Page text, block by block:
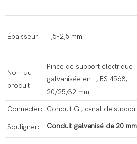
Épaisseur: 1,5-2,5 mm
Nom du
produit:
Pince de support électrique
galvanisée en L, BS 4568,
20/25/32 mm
Connecter: Conduit GI, canal de
Souligner: Conduit galvanisé de 20 mm